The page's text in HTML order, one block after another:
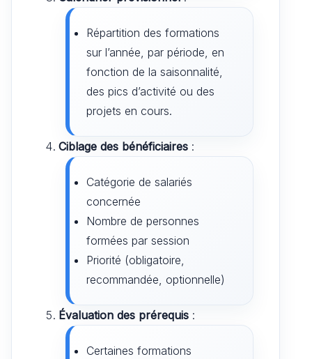
Répartition des formations
sur l’année, par période, en
fonction de la saisonnalité,
des pics d’activité ou des
projets en cours.
Ciblage des bénéficiaires :
Catégorie de salariés
concernée
Nombre de personnes
formées par session
Priorité (obligatoire,
recommandée, optionnelle)
Évaluation des prérequis :
Certaines formations